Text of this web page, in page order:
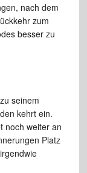
nach dem
zum
besser zu
seinem
kehrt ein.
noch weiter an
Platz